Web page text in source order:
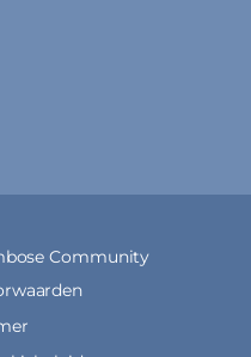
Community